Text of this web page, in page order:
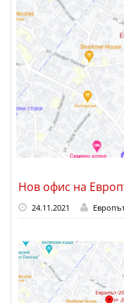
Нов офис на
24.11.2021